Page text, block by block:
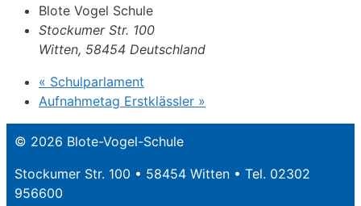
Blote Vogel Schule
Stockumer Str. 100
Witten, 58454 Deutschland
« Schulparlament
Aufnahmetag Erstklässler »
© 2026 Blote-Vogel-Schule
Stockumer Str. 100 • 58454 Witten • Tel. 02302
956600